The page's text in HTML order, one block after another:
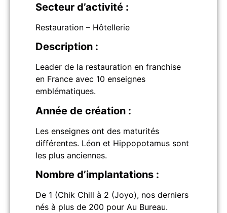
Secteur d’activité :
Restauration – Hôtellerie
Description :
Leader de la restauration en franchise
en France avec 10 enseignes
emblématiques.
Année de création :
Les enseignes ont des maturités
différentes. Léon et Hippopotamus sont
les plus anciennes.
Nombre d’implantations :
De 1 (Chik Chill à 2 (Joyo), nos derniers
nés à plus de 200 pour Au Bureau.